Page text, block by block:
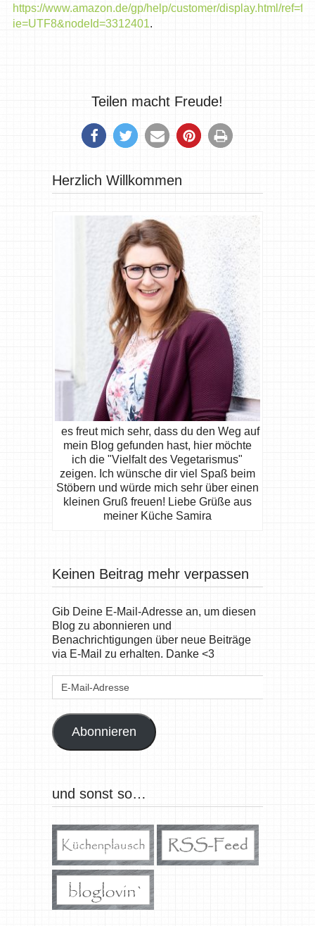
https://www.amazon.de/gp/help/customer/display.html/
ie=UTF8&nodeId=3312401.
Teilen macht Freude!
Herzlich Willkommen
es freut mich sehr, dass du den Weg auf
mein Blog gefunden hast, hier möchte
ich die "Vielfalt des Vegetarismus"
zeigen. Ich wünsche dir viel Spaß beim
Stöbern und würde mich sehr über einen
kleinen Gruß freuen! Liebe Grüße aus
meiner Küche Samira
Keinen Beitrag mehr verpassen
Gib Deine E-Mail-Adresse an, um diesen
Blog zu abonnieren und
Benachrichtigungen über neue Beiträge
via E-Mail zu erhalten. Danke <3
E-
Abonnieren
und sonst so…